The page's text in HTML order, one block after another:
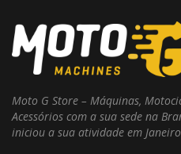
Moto G Store – Máquinas,
Acessórios com a sua sede na
iniciou a sua atividade em